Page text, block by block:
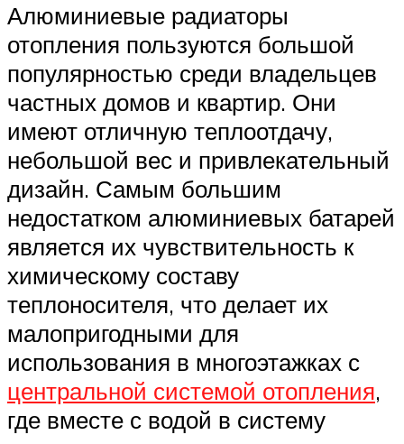
Алюминиевые радиаторы
отопления пользуются большой
популярностью среди владельцев
частных домов и квартир. Они
имеют отличную теплоотдачу,
небольшой вес и привлекательный
дизайн. Самым большим
недостатком алюминиевых батарей
является их чувствительность к
химическому составу
теплоносителя, что делает их
малопригодными для
использования в многоэтажках с
центральной системой отопления,
где вместе с водой в систему